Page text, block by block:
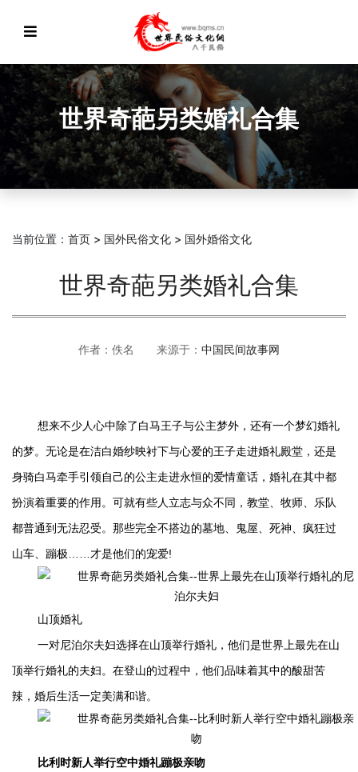
世界奇葩另类婚礼合集
当前位置： 首页 > 国外民俗文化 > 国外婚俗文化
世界奇葩另类婚礼合集
作者：佚名 来源于： 中国民间故事网
想来不少人心中除了白马王子与公主梦外，还有一个梦幻婚礼
的梦。无论是在洁白婚纱映衬下与心爱的王子走进婚礼殿堂，还是
身骑白马牵手引领自己的公主走进永恒的爱情童话，婚礼在其中都
扮演着重要的作用。可就有些人立志与众不同，教堂、牧师、乐队
都普通到无法忍受。那些完全不搭边的墓地、鬼屋 、死神、疯狂过
山车、蹦极……才是他们的宠爱!
山顶婚礼
一对尼泊尔夫妇选择在山顶举行婚礼，他们是世界上最先在山
顶举行婚礼的夫妇。 在登山的过程中，他们品味着其中的酸甜苦
辣，婚后生活一定美满和谐。
比利时新人举行空中婚礼蹦极亲吻